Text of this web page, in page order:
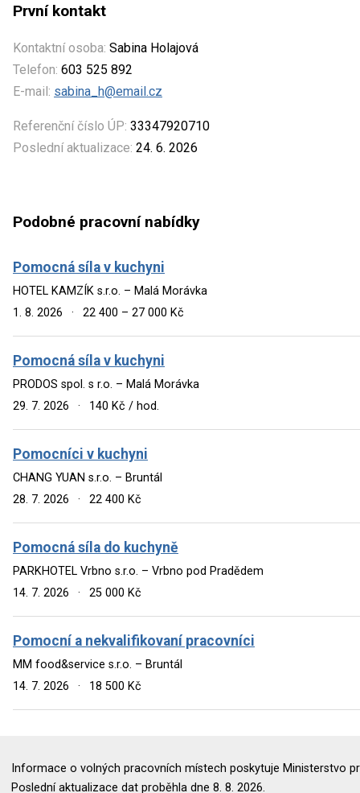
První kontakt
Kontaktní osoba: Sabina Holajová
Telefon: 603 525 892
E-mail: sabina_h@email.cz
Referenční číslo ÚP: 33347920710
Poslední aktualizace: 24. 6. 2026
Podobné pracovní nabídky
Pomocná síla v kuchyni
HOTEL KAMZÍK s.r.o. – Malá Morávka
1. 8. 2026
· 22 400 – 27 000 Kč
Pomocná síla v kuchyni
PRODOS spol. s r.o. – Malá Morávka
29. 7. 2026
· 140 Kč / hod.
Pomocníci v kuchyni
CHANG YUAN s.r.o. – Bruntál
28. 7. 2026
· 22 400 Kč
Pomocná síla do kuchyně
PARKHOTEL Vrbno s.r.o. – Vrbno pod Pradědem
14. 7. 2026
· 25 000 Kč
Pomocní a nekvalifikovaní pracovníci
MM food&service s.r.o. – Bruntál
14. 7. 2026
· 18 500 Kč
Informace o volných pracovních místech poskytuje Ministerstvo
Poslední aktualizace dat proběhla dne 8. 8. 2026.